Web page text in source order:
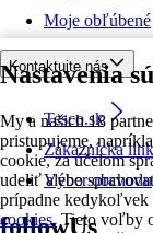
Nastavenia
My a našich 18
pristupujeme,
cookie, za účelom
udeliť alebo
prípadne kedykoľvek
cookies. Tieto voľby
Moje obľúbené
Kontaktujte nás
Tesco.sk
Zákaznícka
Výber obchodu
followUs